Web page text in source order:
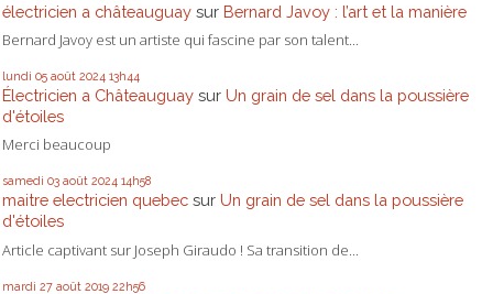
électricien a châteauguay sur Bernard Javoy : l’art et la manière
Bernard Javoy est un artiste qui fascine par son talent...
lundi 05 août 2024 13h44
Électricien a Châteauguay sur Un grain de sel dans la poussière
d'étoiles
Merci beaucoup
samedi 03 août 2024 14h58
maitre electricien quebec sur Un grain de sel dans la poussière
d'étoiles
Article captivant sur Joseph Giraudo ! Sa transition de...
mardi 27 août 2019 22h56